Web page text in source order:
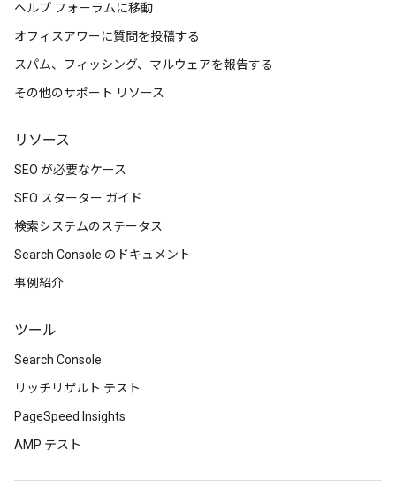
ヘルプ フォーラムに移動
オフィスアワーに質問を投稿する
スパム、フィッシング、マルウェアを報告する
その他のサポート リソース
リソース
SEO が必要なケース
SEO スターター ガイド
検索システムのステータス
Search Console のドキュメント
事例紹介
ツール
Search Console
リッチリザルト テスト
PageSpeed Insights
AMP テスト